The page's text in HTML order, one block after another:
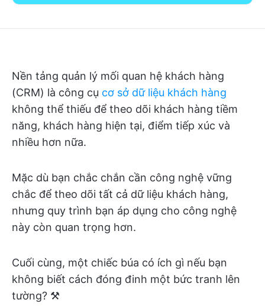
Nền tảng quản lý mối quan hệ khách hàng
(CRM) là công cụ cơ sở dữ liệu khách hàng
không thể thiếu để theo dõi khách hàng tiềm
năng, khách hàng hiện tại, điểm tiếp xúc và
nhiều hơn nữa.
Mặc dù bạn chắc chắn cần công nghệ vững
chắc để theo dõi tất cả dữ liệu khách hàng,
nhưng quy trình bạn áp dụng cho công nghệ
này còn quan trọng hơn.
Cuối cùng, một chiếc búa có ích gì nếu bạn
không biết cách đóng đinh một bức tranh lên
tường? ⚒️